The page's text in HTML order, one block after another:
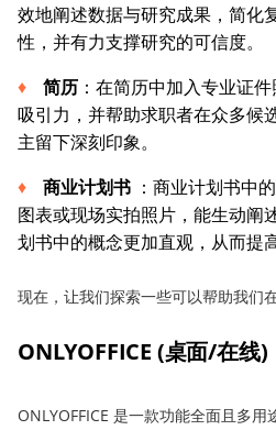
效地阐述数据与研究成果，简化
性，并有力支撑研究的可信度。
简历 ：在简历中加入专业证
吸引力，并帮助求职者在众多候
主留下深刻印象。
商业计划书 ：商业计划书中
图表或现场实拍照片，能生动阐
划书中的概念更加直观，从而提
现在，让我们探索一些可以帮助我们
ONLYOFFICE (桌面/在线)
ONLYOFFICE 是一款功能全面且多